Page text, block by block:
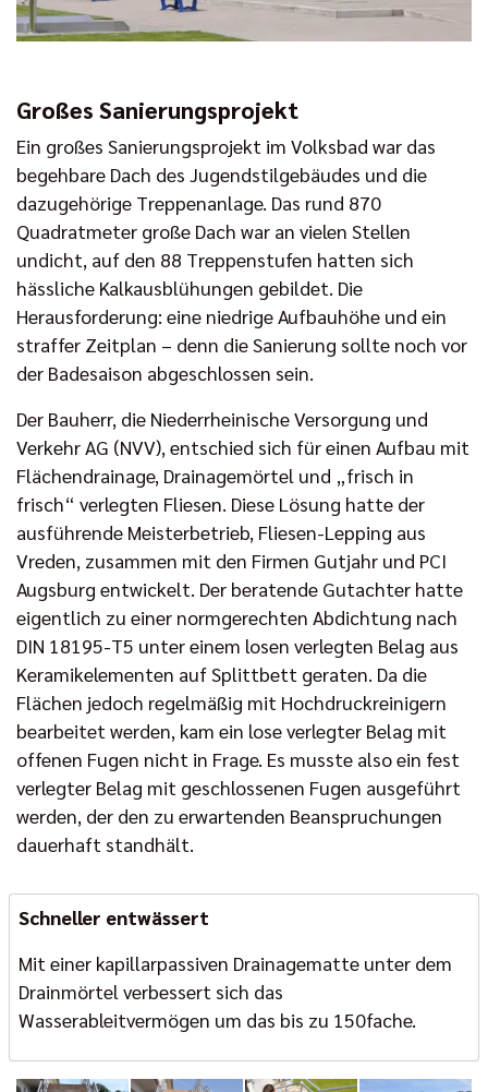
Großes Sanierungsprojekt
Ein großes Sanierungsprojekt im Volksbad war das
begehbare Dach des Jugendstilgebäudes und die
dazugehörige Treppenanlage. Das rund 870
Quadratmeter große Dach war an vielen Stellen
undicht, auf den 88 Treppenstufen hatten sich
hässliche Kalkausblühungen gebildet. Die
Herausforderung: eine niedrige Aufbauhöhe und ein
straffer Zeitplan – denn die Sanierung sollte noch vor
der Badesaison abgeschlossen sein.
Der Bauherr, die Niederrheinische Versorgung und
Verkehr AG (NVV), entschied sich für einen Aufbau mit
Flächendrainage, Drainagemörtel und „frisch in
frisch“ verlegten Fliesen. Diese Lösung hatte der
ausführende Meisterbetrieb, Fliesen-Lepping aus
Vreden, zusammen mit den Firmen Gutjahr und PCI
Augsburg entwickelt. Der beratende Gutachter hatte
eigentlich zu einer normgerechten Abdichtung nach
DIN 18195-T5 unter einem losen verlegten Belag aus
Keramikelementen auf Splittbett geraten. Da die
Flächen jedoch regelmäßig mit Hochdruckreinigern
bearbeitet werden, kam ein lose verlegter Belag mit
offenen Fugen nicht in Frage. Es musste also ein fest
verlegter Belag mit geschlossenen Fugen ausgeführt
werden, der den zu erwartenden Beanspruchungen
dauerhaft standhält.
Schneller entwässert
Mit einer kapillarpassiven Drainagematte unter dem
Drainmörtel verbessert sich das
Wasserableitvermögen um das bis zu 150fache.